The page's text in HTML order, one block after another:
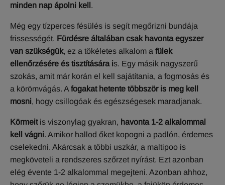
minden nap ápolni kell .
Még egy tízperces fésülés is segít megőrizni bundája
frissességét. Fürdésre általában csak havonta egyszer
van szükségük, ez a tökéletes alkalom a fülek
ellenőrzésére és tisztítására is. Egy másik nagyszerű
szokás, amit már korán el kell sajátítania, a fogmosás és
a körömvágás. A fogakat hetente többször is meg kell
mosni, hogy csillogóak és egészségesek maradjanak.
Körmeitis viszonylag gyakran, havonta 1-2 alkalommal
kell vágni. Amikor hallod őket kopogni a padlón, érdemes
cselekedni. Akárcsak a többi uszkár, a maltipoo is
megköveteli a rendszeres szőrzet nyírást. Ezt azonban
elég évente 1-2 alkalommal megejteni. Azonban ahhoz,